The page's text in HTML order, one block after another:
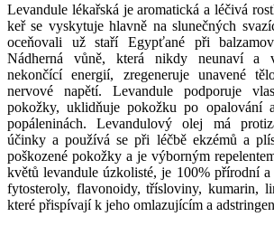
Levandule lékařská je aromatická a léčivá
keř se vyskytuje hlavně na slunečných
oceňovali už staří Egypťané při
Nádherná vůně, která nikdy neunaví a
nekončící energií, zregeneruje unavené
nervové napětí. Levandule podporuje
pokožky, uklidňuje pokožku po opalování
popáleninách. Levandulový olej má
účinky a používá se při léčbě ekzémů a
poškozené pokožky a je výborným
květů levandule úzkolisté, je 100% přírodní
fytosteroly, flavonoidy, třísloviny, kumarin,
které přispívají k jeho omlazujícím a